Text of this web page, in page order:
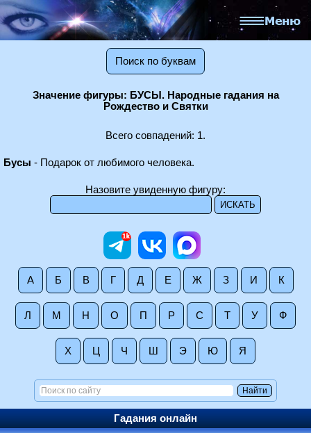
Поиск по буквам
Значение фигуры: БУСЫ. Народные гадания на
Рождество и Святки
Всего совпадений: 1.
Бусы - Подарок от любимого человека.
Назовите увиденную фигуру:
А Б В Г Д Е Ж З И К
Л М Н О П Р С Т У Ф
Х Ц Ч Ш Э Ю Я
Гадания онлайн